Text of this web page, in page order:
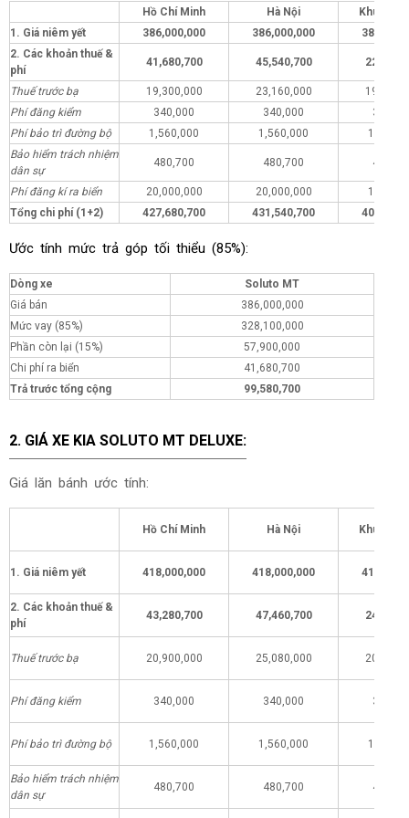
Hồ Chí Minh Hà Nội
Khu vực
1. Giá niêm yết
386,000,000 386,000,000
2. Các khoản thuế &
phí
41,680,700 45,540,700
Thuế trước bạ 19,300,000 23,160,000
Phí đăng kiểm
340,000 340,000
Phí bảo trì đường bộ
1,560,000 1,560,000
Bảo hiểm trách nhiệm
dân sự
480,700 480,700
Phí đăng kí ra biển 20,000,000 20,000,000
Tổng chi phí (1+2)
427,680,700 431,540,700
Ước tính mức trả góp tối thiểu (85%):
Dòng xe
Soluto MT
Giá bán
386,000,000
Mức vay (85%)
328,100,000
Phần còn lại (15%)
57,900,000
Chi phí ra biển
41,680,700
Trả trước tổng cộng
99,580,700
2. GIÁ XE KIA SOLUTO MT DELUXE:
Giá lăn bánh ước tính:
Hồ Chí Minh Hà Nội Khu vực
1. Giá niêm yết 418,000,000 418,000,000
2. Các khoản thuế &
phí
43,280,700 47,460,700
Thuế trước bạ 20,900,000 25,080,000
Phí đăng kiểm 340,000 340,000
Phí bảo trì đường bộ 1,560,000 1,560,000
Bảo hiểm trách nhiệm
dân sự
480,700 480,700